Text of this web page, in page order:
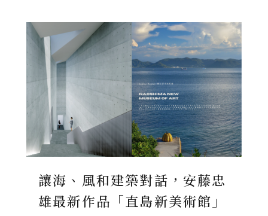
讓海、風和建築對話，安藤忠
雄最新作品「直島新美術館」